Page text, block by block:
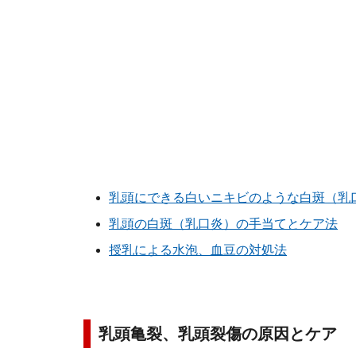
乳頭にできる白いニキビのような白斑（乳
乳頭の白斑（乳口炎）の手当てとケア法
授乳による水泡、血豆の対処法
乳頭亀裂、乳頭裂傷の原因とケア